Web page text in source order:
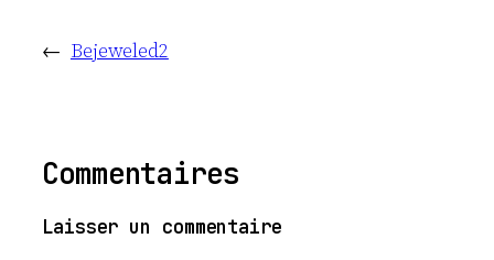
← Bejeweled2
Commentaires
Laisser un commentaire